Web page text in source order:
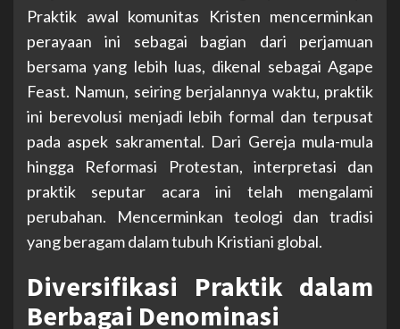
Praktik awal komunitas Kristen mencerminkan
perayaan ini sebagai bagian dari perjamuan
bersama yang lebih luas, dikenal sebagai Agape
Feast. Namun, seiring berjalannya waktu, praktik
ini berevolusi menjadi lebih formal dan terpusat
pada aspek sakramental. Dari Gereja mula-mula
hingga Reformasi Protestan, interpretasi dan
praktik seputar acara ini telah mengalami
perubahan. Mencerminkan teologi dan tradisi
yang beragam dalam tubuh Kristiani global.
Diversifikasi Praktik dalam
Berbagai Denominasi